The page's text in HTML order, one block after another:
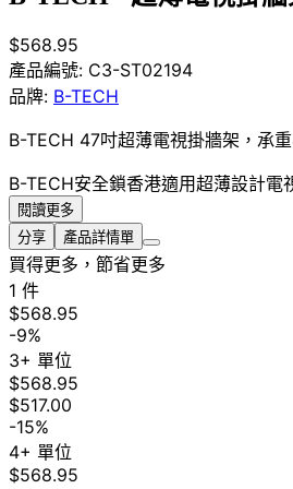
$568.95
產品編號: C3-ST02194
品牌: B-TECH
B-TECH 47吋超薄電視掛牆架，承
B-TECH安全鎖香港適用超薄設計電
閱讀更多
分享
產品詳情單
買得更多，節省更多
1 件
$568.95
-9%
3+ 單位
$568.95
$517.00
-15%
4+ 單位
$568.95